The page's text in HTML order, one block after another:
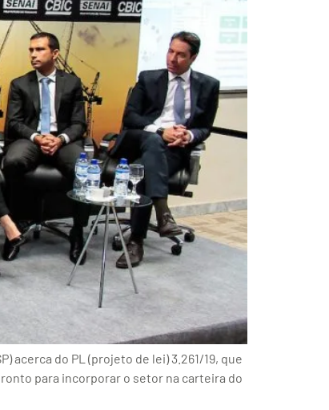
acerca do PL (projeto de lei) 3.261/19, que
para incorporar o setor na carteira do